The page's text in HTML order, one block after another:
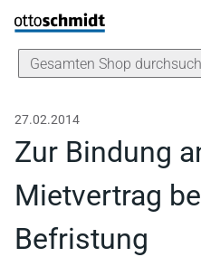
Direkt zum Inhalt
27.02.2014
Zur Bindung
Mietvertrag
Befristung